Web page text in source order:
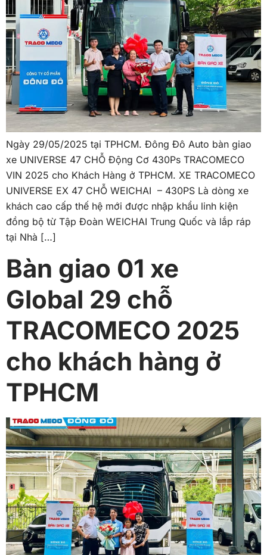
Ngày 29/05/2025 tại TPHCM. Đông Đô Auto bàn giao
xe UNIVERSE 47 CHỖ Động Cơ 430Ps TRACOMECO
VIN 2025 cho Khách Hàng ở TPHCM. XE TRACOMECO
UNIVERSE EX 47 CHỖ WEICHAI – 430PS Là dòng xe
khách cao cấp thế hệ mới được nhập khẩu linh kiện
đồng bộ từ Tập Đoàn WEICHAI Trung Quốc và lắp ráp
tại Nhà […]
Bàn giao 01 xe
Global 29 chỗ
TRACOMECO 2025
cho khách hàng ở
TPHCM